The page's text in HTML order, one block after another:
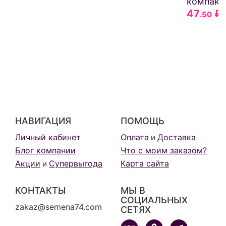
47.50 ₽
НАВИГАЦИЯ
Личный кабинет
Блог компании
Акции и Супервыгода
ПОМОЩЬ
Оплата и Доставка
Что с моим заказом?
Карта сайта
КОНТАКТЫ
zakaz@semena74.com
МЫ В
СОЦИАЛЬНЫХ
СЕТЯХ